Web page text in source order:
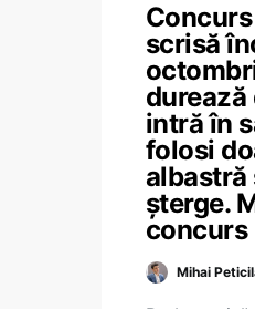
scrisă
durează
intră în
folosi
albastră
șterge.
concurs
Mihai